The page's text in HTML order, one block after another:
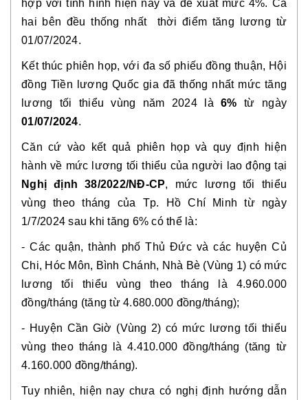
hợp với tình hình hiện nay và đề xuất mức 4%. Cả
hai bên đều thống nhất  thời điểm tăng lương từ
01/07/2024.
Kết thúc phiên họp, với đa số phiếu đồng thuận, Hội
đồng Tiền lương Quốc gia đã thống nhất mức tăng
lương tối thiểu vùng năm 2024 là 6% từ ngày
01/07/2024.
Căn cứ vào kết quả phiên họp và quy định hiện
Nghị định 38/2022/NĐ-CP, mức lương tối thiểu
vùng theo tháng của Tp. Hồ Chí Minh từ ngày
1/7/2024 sau khi tăng 6% có thể là:
- Các quận, thành phố Thủ Đức và các huyện Củ
Chi, Hóc Môn, Bình Chánh, Nhà Bè (Vùng 1) có mức
lương tối thiểu vùng theo tháng là 4.960.000
đồng/tháng (tăng từ 4.680.000 đồng/tháng);
- Huyện Cần Giờ (Vùng 2) có mức lương tối thiểu
vùng theo tháng là 4.410.000 đồng/tháng (tăng từ
4.160.000 đồng/tháng).
Tuy nhiên, hiện nay chưa có nghị định hướng dẫn